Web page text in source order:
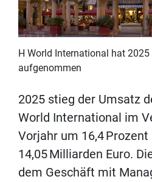
H World International hat
aufgenommen
2025 stieg der Umsatz
World International im
Vorjahr um 16,4 Prozent
14,05 Milliarden Euro.
dem Geschäft mit